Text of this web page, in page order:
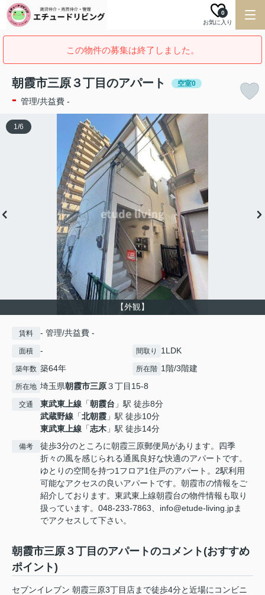
お気に入り
0
この物件の募集は終了しました。
朝霞市三原３丁目のアパート 空室0
- 管理/共益費 -
【外観】
1/6
賃料 - 管理/共益費 -
面積 - 間取り 1LDK
築年数 築64年 所在階 1階/3階建
所在地 埼玉県朝霞市三原３丁目15-8
交通 東武東上線 「朝霞台 」駅 徒歩8分
武蔵野線 「北朝霞 」駅 徒歩10分
東武東上線 「志木 」駅 徒歩14分
備考
徒歩3分のところに朝霞三原郵便局があります。四季
折々の風を感じられる通風良好な快適のアパートです。
ゆとりの空間を持つ1フロア1住戸のアパート。2駅利用
可能なアクセスの良いアパートです。朝霞市の情報をご
紹介しております。東武東上線朝霞台の物件情報も取り
扱っています。048-233-7863、info@etude-living.jpま
でアクセスして下さい。
朝霞市三原３丁目のアパートのコメント(おすすめ
ポイント)
セブンイレブン 朝霞三原3丁目店まで徒歩4分と近場にコンビニ